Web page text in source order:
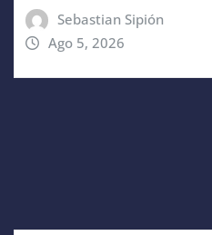
Sebastian Sipión
Ago 5, 2026